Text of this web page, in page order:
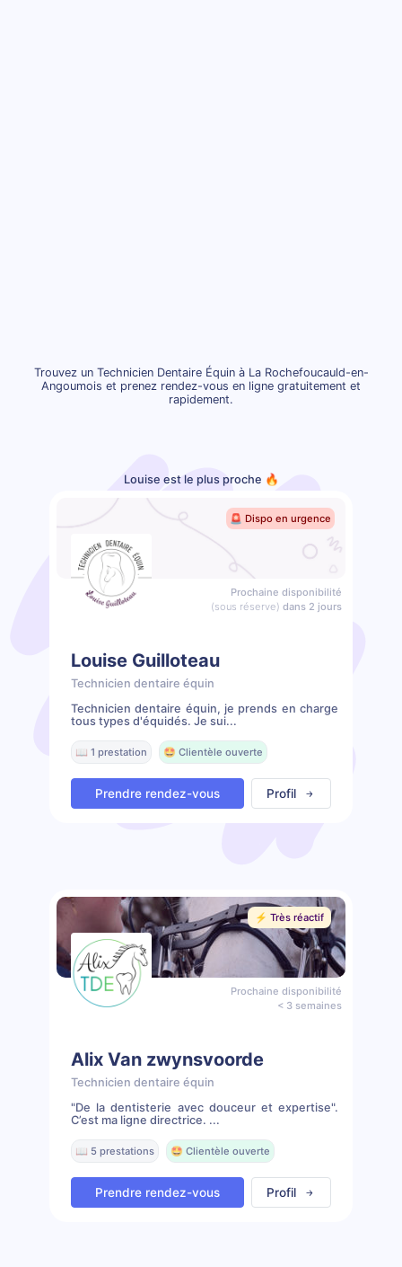
Trouvez un Technicien Dentaire Équin à La Rochefoucauld-en-
Angoumois et prenez rendez-vous en ligne gratuitement et
rapidement.
Louise est le plus proche 🔥
🚨 Dispo en urgence
Prochaine disponibilité
(sous réserve) dans 2 jours
Louise Guilloteau
Technicien dentaire équin
Technicien dentaire équin, je prends en charge
tous types d'équidés. Je sui...
📖 1 prestation 🤩 Clientèle ouverte
Prendre rendez-vous Profil
⚡️ Très réactif
Prochaine disponibilité
< 3 semaines
Alix Van zwynsvoorde
Technicien dentaire équin
"De la dentisterie avec douceur et expertise".
C’est ma ligne directrice. ...
📖 5 prestations 🤩 Clientèle ouverte
Prendre rendez-vous Profil